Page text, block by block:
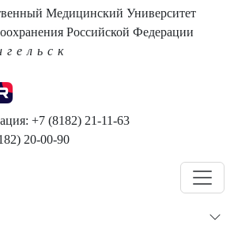
Медицинский Университет
Российской Федерации
+7 (8182) 21-11-63
20-00-90